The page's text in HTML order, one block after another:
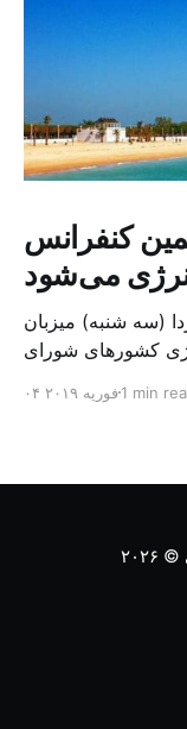
کنفرانس
می‌شود
(سه شنبه) میزبان
کشورهای شورای
در این کنفرانس
۰۴ فوریه ۲۰۱۹1 min
© ۲۰۲۶